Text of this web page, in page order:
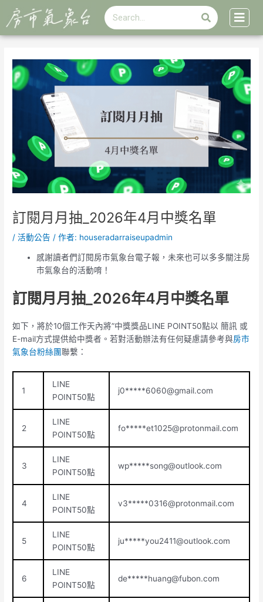
搜
尋
搜
尋
訂閱月月抽_2026年4月中獎名單
/活動公告 / 作者: houseradarraiseupadmin
感謝讀者們訂閱房市氣象台電子報，未來也可以多多關注房
市氣象台的活動唷！
訂閱月月抽_2026年4月中獎名單
如下，將於10個工作天內將”中獎獎品LINE POINT50點以 簡訊 或
E-mail方式提供給中獎者。若對活動辦法有任何疑慮請參考與房市
氣象台粉絲團聯繫：
1
LINE
POINT50點
j0*****6060@gmail.com
2
LINE
POINT50點
fo*****et1025@protonmail.com
3
LINE
POINT50點
wp*****song@outlook.com
4
LINE
POINT50點
v3*****0316@protonmail.com
5
LINE
POINT50點
ju*****you2411@outlook.com
6
LINE
POINT50點
de*****huang@fubon.com
navigation